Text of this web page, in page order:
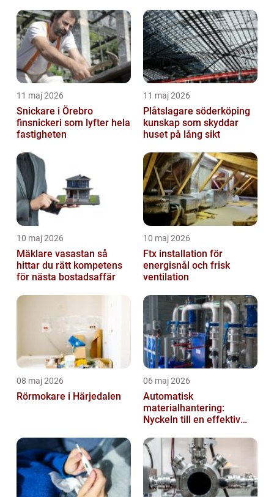
11 maj 2026
Snickare i Örebro
finsnickeri som lyfter hela
fastigheten
11 maj 2026
Plåtslagare söderköping
kunskap som skyddar
huset på lång sikt
10 maj 2026
Mäklare vasastan så
hittar du rätt kompetens
för nästa bostadsaffär
10 maj 2026
Ftx installation för
energisnål och frisk
ventilation
08 maj 2026
Rörmokare i Härjedalen
06 maj 2026
Automatisk
materialhantering:
Nyckeln till en effektiv